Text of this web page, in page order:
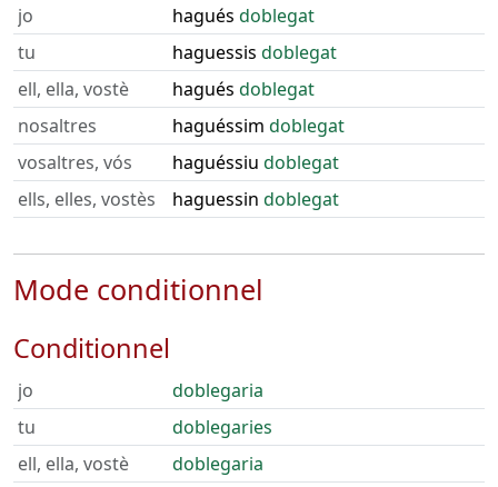
jo hagués doblegat
tu
haguessis doblegat
ell, ella, vostè
hagués doblegat
nosaltres
haguéssim doblegat
vosaltres, vós
haguéssiu doblegat
ells, elles, vostès
haguessin doblegat
Mode conditionnel
Conditionnel
jo
doblegaria
tu
doblegaries
ell, ella, vostè
doblegaria